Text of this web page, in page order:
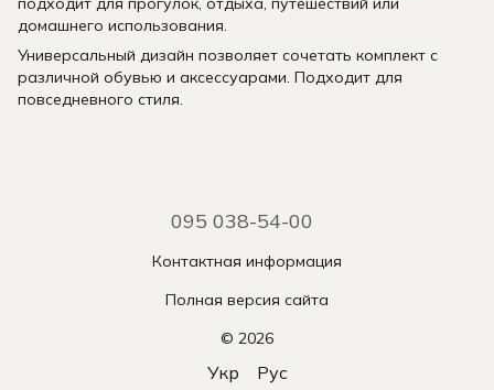
домашнего использования.
Универсальный дизайн позволяет сочетать комплект с
различной обувью и аксессуарами. Подходит для
повседневного стиля.
095 038-54-00
Контактная информация
Полная версия сайта
© 2026
Укр Рус